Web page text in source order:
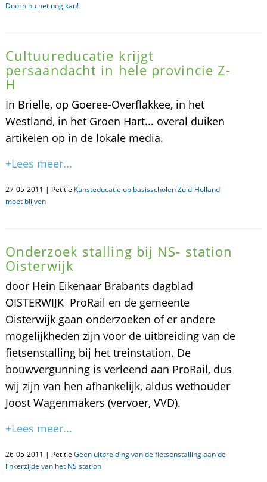
Doorn nu het nog kan!
Cultuureducatie krijgt
persaandacht in hele provincie Z-
H
In Brielle, op Goeree-Overflakkee, in het
Westland, in het Groen Hart... overal duiken
artikelen op in de lokale media.
+Lees meer...
27-05-2011 | Petitie Kunsteducatie op basisscholen Zuid-Holland
moet blijven
Onderzoek stalling bij NS- station
Oisterwijk
door Hein Eikenaar Brabants dagblad
OISTERWIJK  ProRail en de ge­meente
Oisterwijk gaan onderzoe­ken of er andere
mogelijkheden zijn voor de uitbreiding van de
fiet­senstalling bij het treinstation. De
bouwvergunning is verleend aan ProRail, dus
wij zijn van hen af­hankelijk, aldus wethouder
Joost Wagenmakers (vervoer, VVD).
+Lees meer...
26-05-2011 | Petitie Geen uitbreiding van de fietsenstalling aan de
linkerzijde van het NS station